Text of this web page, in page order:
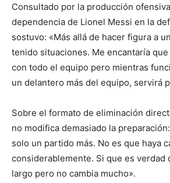
Consultado por la producción
dependencia de Lionel Messi en la
sostuvo: «Más allá de hacer figura a
tenido situaciones. Me encantaría
con todo el equipo pero mientras
un delantero más del equipo, servirá
Sobre el formato de eliminación
no modifica demasiado la
solo un partido más. No es que haya
considerablemente. Si que es verdad
largo pero no cambia mucho».